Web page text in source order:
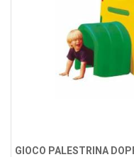
GIOCO PALESTRINA